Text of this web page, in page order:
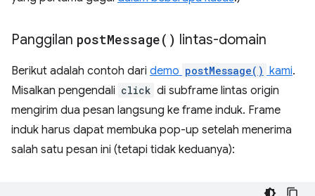
Panggilan postMessage( ) lintas-domain
Berikut adalah contoh dari demo postMessage() kami.
Misalkan pengendali click di subframe lintas origin
mengirim dua pesan langsung ke frame induk. Frame
induk harus dapat membuka pop-up setelah menerima
salah satu pesan ini (tetapi tidak keduanya):